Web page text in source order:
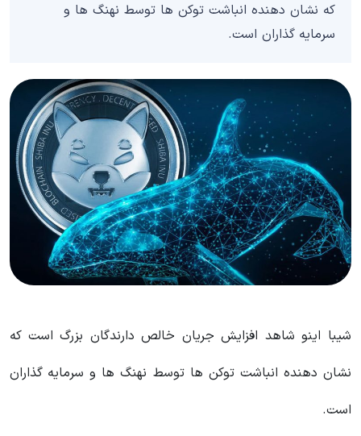
که نشان دهنده انباشت توکن ها توسط نهنگ ها و
سرمایه گذاران است.
شیبا اینو شاهد افزایش جریان خالص دارندگان بزرگ است که
نشان دهنده انباشت توکن ها توسط نهنگ ها و سرمایه گذاران
است.